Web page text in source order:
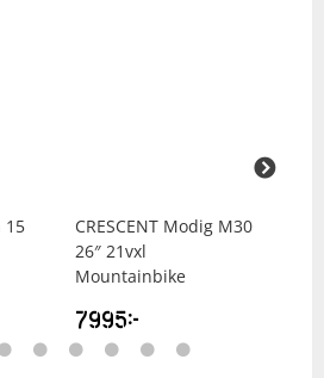
15
CRESCENT Modig M30
26″ 21vxl
Mountainbike
7995kr